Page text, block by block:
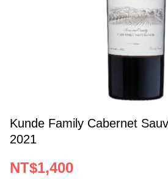
Kunde Family Cabernet
2021
NT$1,400